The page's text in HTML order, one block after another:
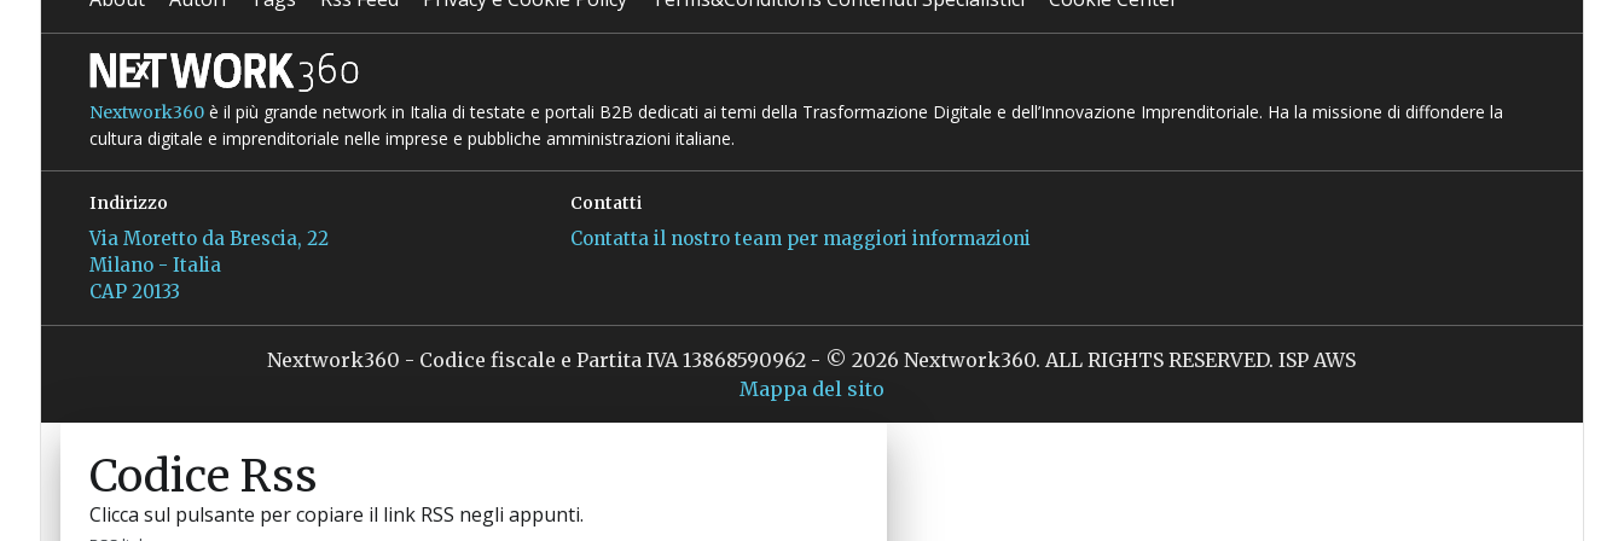
Nextwork360è il più grande network in Italia di testate e portali B2B dedicati ai temi della Trasformazione Digitale e dell’Innovazione Imprenditoriale. Ha la missione di diffondere la
cultura digitale e imprenditoriale nelle imprese e pubbliche amministrazioni italiane.
Indirizzo
Via Moretto da Brescia, 22
Milano - Italia
CAP 20133
Contatti
Contatta il nostro team per maggiori informazioni
Nextwork360 - Codice fiscale e Partita IVA 13868590962 - © 2026 Nextwork360. ALL RIGHTS RESERVED. ISP AWS
Mappa del sito
Codice Rss
Clicca sul pulsante per copiare il link RSS negli appunti.